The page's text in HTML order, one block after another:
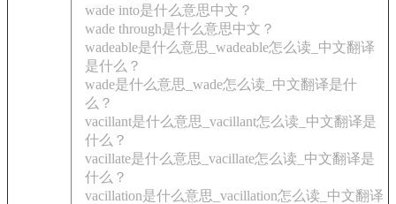
wade into是什么意思中文？
wade through是什么意思中文？
wadeable是什么意思_wadeable怎么读_中文翻译
是什么？
wade是什么意思_wade怎么读_中文翻译是什
么？
vacillant是什么意思_vacillant怎么读_中文翻译是
什么？
vacillate是什么意思_vacillate怎么读_中文翻译是
什么？
vacillation是什么意思_vacillation怎么读_中文翻译